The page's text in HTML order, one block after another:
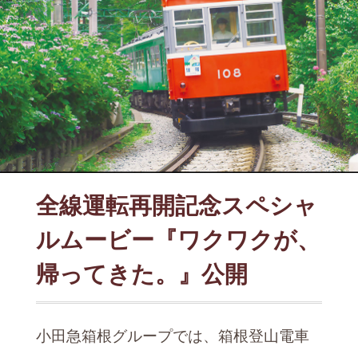
全線運転再開記念スペシャ
ルムービー『ワクワクが、
帰ってきた。』公開
小田急箱根グループでは、箱根登山電車